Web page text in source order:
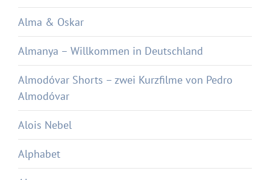
Alma & Oskar
Almanya – Willkommen in Deutschland
Almodóvar Shorts – zwei Kurzfilme von Pedro
Almodóvar
Alois Nebel
Alphabet